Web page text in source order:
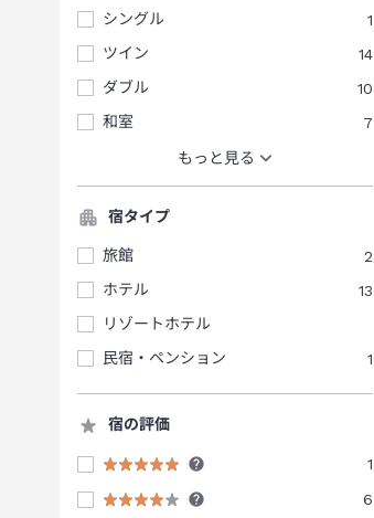
シングル
1
ツイン
14
ダブル
10
和室
7
もっと見る
宿タイプ
旅館
2
ホテル
13
リゾートホテル
民宿・ペンション
1
宿の評価
1
6